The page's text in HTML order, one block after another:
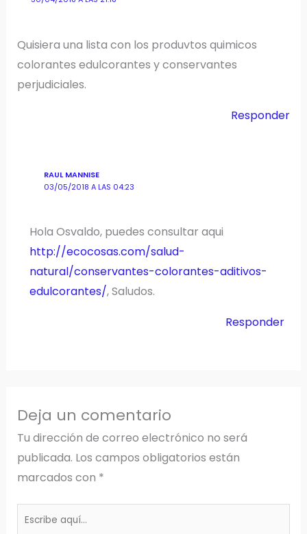
Quisiera una lista con los produvtos quimicos
colorantes edulcorantes y conservantes
perjudiciales.
Responder
RAUL MANNISE
03/05/2018 A LAS 04:23
Hola Osvaldo, puedes consultar aqui
http://ecocosas.com/salud-
natural/conservantes-colorantes-aditivos-
edulcorantes/, Saludos.
Responder
Deja un comentario
Tu dirección de correo electrónico no será
publicada. Los campos obligatorios están
marcados con *
Escribe